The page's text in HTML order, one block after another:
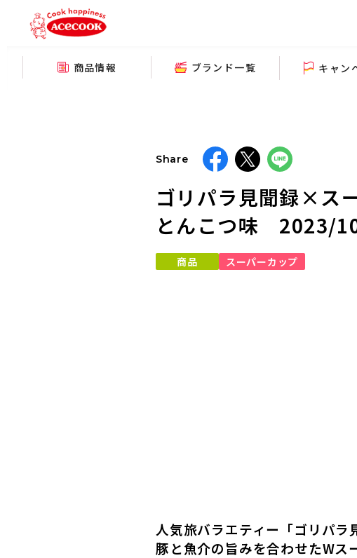
商品情報 ブランド一覧 キャン
Share
ゴリパラ見聞録×ス
とんこつ味 2023/
商品 スーパーカップ
人気旅バラエティー「ゴリパラ
豚と魚介の旨みを合わせたWス